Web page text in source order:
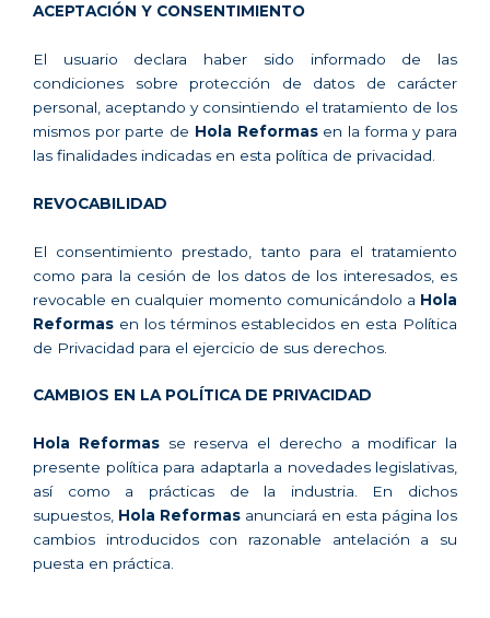
ACEPTACIÓN Y CONSENTIMIENTO
El usuario declara haber sido informado de las
condiciones sobre protección de datos de carácter
personal, aceptando y consintiendo el tratamiento de los
mismos por parte de Hola Reformasen la forma y para
las finalidades indicadas en esta política de privacidad.
REVOCABILIDAD
El consentimiento prestado, tanto para el tratamiento
como para la cesión de los datos de los interesados, es
revocable en cualquier momento comunicándolo a Hola
Reformas en los términos establecidos en esta Política
de Privacidad para el ejercicio de sus derechos.
CAMBIOS EN LA POLÍTICA DE PRIVACIDAD
Hola Reformasse reserva el derecho a modificar la
presente política para adaptarla a novedades legislativas,
así como a prácticas de la industria. En dichos
supuestos, Hola Reformas anunciará en esta página los
cambios introducidos con razonable antelación a su
puesta en práctica.